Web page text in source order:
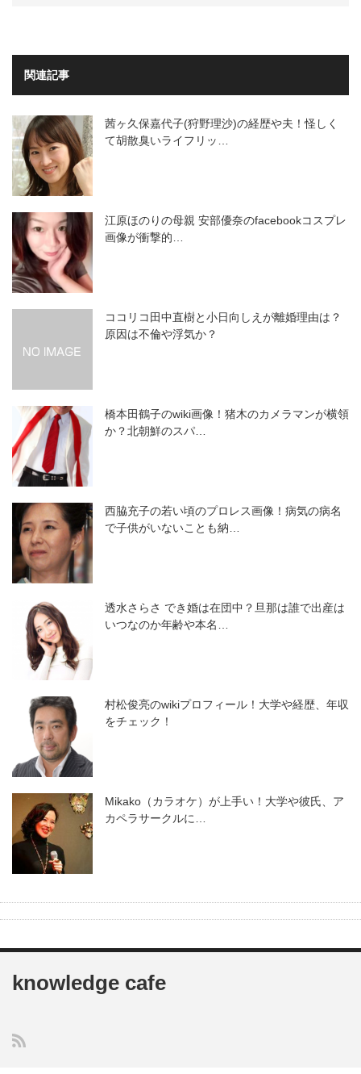
関連記事
茜ヶ久保嘉代子(狩野理沙)の経歴や夫！怪しく
て胡散臭いライフリッ…
江原ほのりの母親 安部優奈のfacebookコスプレ
画像が衝撃的…
ココリコ田中直樹と小日向しえが離婚理由は？
原因は不倫や浮気か？
橋本田鶴子のwiki画像！猪木のカメラマンが横領
か？北朝鮮のスパ…
西脇充子の若い頃のプロレス画像！病気の病名
で子供がいないことも納…
透水さらさ でき婚は在団中？旦那は誰で出産は
いつなのか年齢や本名…
村松俊亮のwikiプロフィール！大学や経歴、年収
をチェック！
Mikako（カラオケ）が上手い！大学や彼氏、ア
カペラサークルに…
knowledge cafe